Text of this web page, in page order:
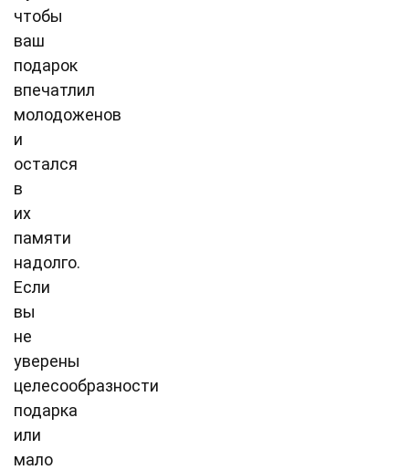
чтобы
ваш
подарок
впечатлил
молодоженов
и
остался
в
их
памяти
надолго.
Если
вы
не
уверены
целесообразности
подарка
или
мало